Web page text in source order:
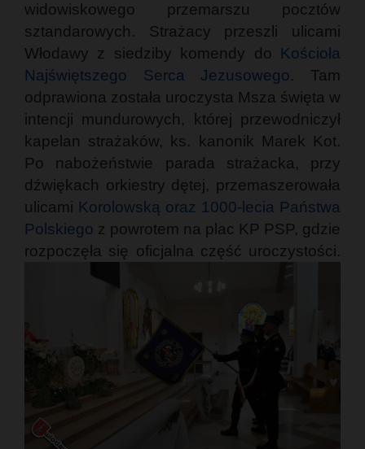
widowiskowego przemarszu pocztów
sztandarowych. Strażacy przeszli ulicami
Włodawy z siedziby komendy do Kościoła
Najświętszego Serca Jezusowego. Tam
odprawiona została uroczysta Msza święta w
intencji mundurowych, której przewodniczył
kapelan strażaków, ks. kanonik Marek Kot.
Po nabożeństwie parada strażacka, przy
dźwiękach orkiestry dętej, przemaszerowała
ulicami Korolowską oraz 1000-lecia Państwa
Polskiego z powrotem na plac KP PSP, gdzie
rozpoczęła się oficjalna część uroczystości.